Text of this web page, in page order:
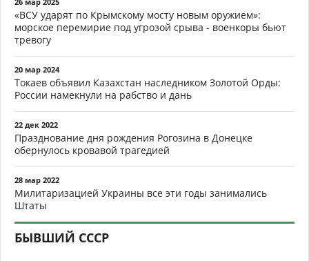
«ВСУ ударят по Крымскому мосту новым оружием»:
морское перемирие под угрозой срыва - военкоры бьют
тревогу
20 мар 2024
Токаев объявил Казахстан наследником Золотой Орды:
России намекнули на рабство и дань
22 дек 2022
Празднование дня рождения Рогозина в Донецке
обернулось кровавой трагедией
28 мар 2022
Милитаризацией Украины все эти годы занимались
Штаты
БЫВШИЙ СССР